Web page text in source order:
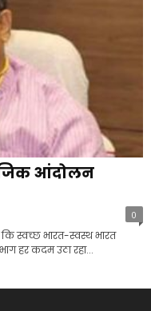
आंदोलन
0
कि स्वच्छ भारत-स्वस्थ भारत
हर कदम उठा रहा...